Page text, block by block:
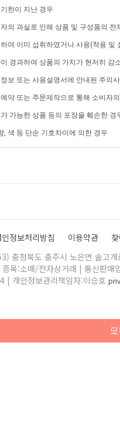
한이 지난 경우
의 과실로 인해 상품 및 구성품의
여 이미 섭취하였거나 사용(착용 및
경과하여 상품의 가치가 현저히 감
보 또는 사용설명서에 안내된 주의
약 또는 주문제작으로 통해 소비자
가능한 상품 등의 포장을 훼손한 경
, 색 등 단순 기호차이에 의한 경우
인정보처리방침 이용약관
충청북도 충주시 노은면 솔고
목:소매/전자상거래 | 통신판매
| 개인정보관리책임자:이승호